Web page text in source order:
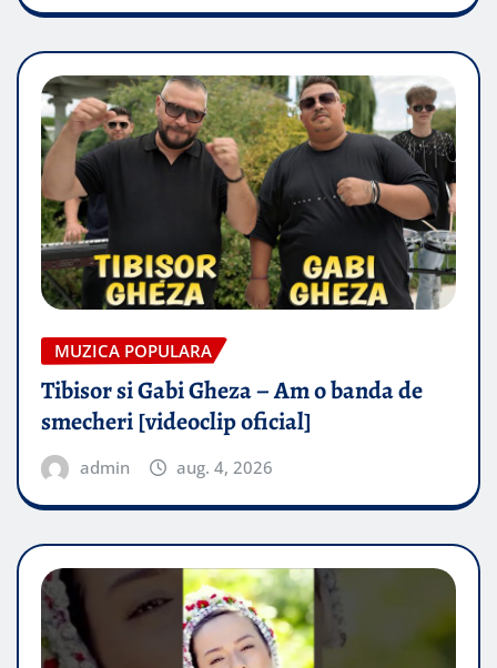
MUZICA POPULARA
Tibisor si Gabi Gheza – Am o banda de
smecheri [videoclip oficial]
admin aug. 4, 2026